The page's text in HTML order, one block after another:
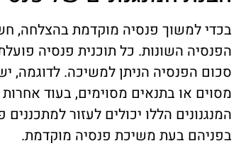
בכדי למשוך פנסיה מוקדמת בהצלחה,
הפנסיה השונות. כל תוכנית פנסיה
סכום הפנסיה הניתן למשיכה. לדוגמה,
מסוים או בתנאים מסוימים, בעוד
המנגנונים הללו יכולים לעזור
בפניהם בעת משיכת פנסיה מוקדמת.